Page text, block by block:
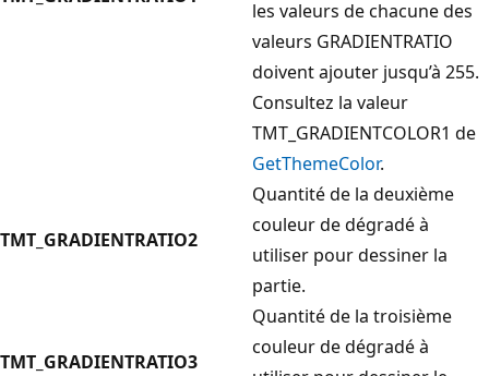
les valeurs de chacune des
valeurs GRADIENTRATIO
doivent ajouter jusqu’à 255.
Consultez la valeur
TMT_GRADIENTCOLOR1 de
GetThemeColor.
TMT_GRADIENTRATIO2
Quantité de la deuxième
couleur de dégradé à
utiliser pour dessiner la
partie.
TMT_GRADIENTRATIO3
Quantité de la troisième
couleur de dégradé à